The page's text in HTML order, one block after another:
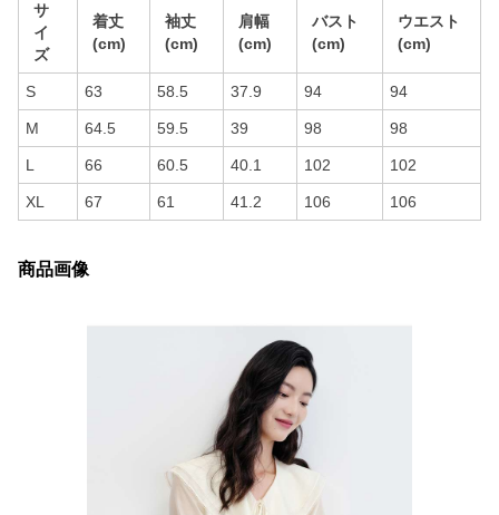
サ
イ
ズ
着丈
(cm)
袖丈
(cm)
肩幅
(cm)
バスト
(cm)
ウエスト
(cm)
S 63 58.5 37.9 94 94
M 64.5 59.5 39 98 98
L 66 60.5 40.1 102 102
XL 67 61 41.2 106 106
商品画像